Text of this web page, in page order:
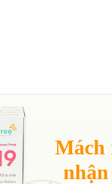
Mách
ĐẠI
LIÊN